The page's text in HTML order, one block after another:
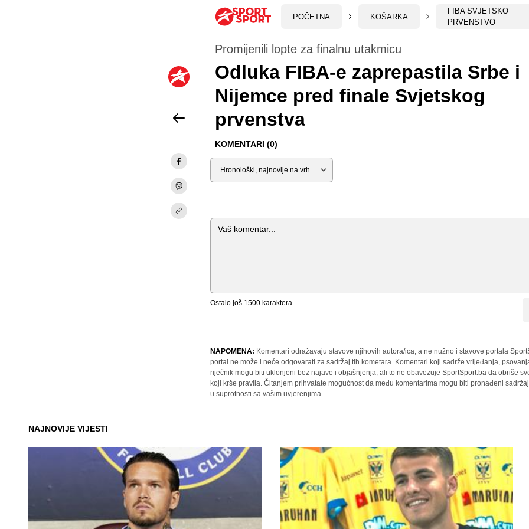
POČETNA KOŠARKA
FIBA SVJETSKO
PRVENSTVO
Promijenili lopte za finalnu utakmicu
Odluka FIBA-e zaprepastila Srbe i
Nijemce pred finale Svjetskog
prvenstva
KOMENTARI (0)
Sortiraj
Komentar
Ostalo još 1500 karaktera
NAPOMENA: Komentari odražavaju stavove njihovih autora/ica, a ne nužno i stavove portala
portal ne može i neće odgovarati za sadržaj tih kometara. Komentari koji sadrže vrijeđanja,
riječnik mogu biti uklonjeni bez najave i objašnjenja, ali to ne obavezuje SportSport.ba da obriše
koji krše pravila. Čitanjem prihvatate mogućnost da među komentarima mogu biti pronađeni
u suprotnosti sa vašim uvjerenjima.
NAJNOVIJE VIJESTI